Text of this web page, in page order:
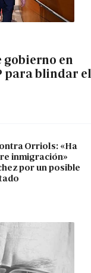
gobierno en
para blindar el
Orriols: «Ha
inmigración»
por un posible